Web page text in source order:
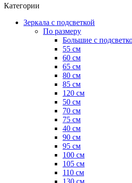
Категории
Зеркала с подсветкой
По размеру
Большие с
55 см
60 см
65 см
80 см
85 см
120 см
50 см
70 см
75 см
40 см
90 см
95 см
100 см
105 см
110 см
130 см